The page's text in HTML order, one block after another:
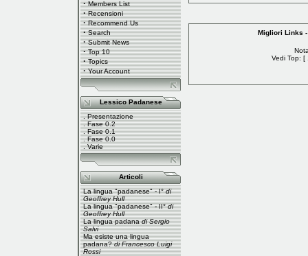
· Members List
· Recensioni
· Recommend Us
· Search
· Submit News
· Top 10
· Topics
· Your Account
Lessico Padanese
.Presentazione
.Fase 0.2
.Fase 0.1
.Fase 0.0
.Varie
Articoli
La lingua "padanese" - I° di
Geoffrey Hull
La lingua "padanese" - II° di
Geoffrey Hull
La lingua padana di Sergio
Salvi
Ma esiste una lingua
padana? di Francesco Luigi
Rossi
Migliori Links
Vedi Top: [